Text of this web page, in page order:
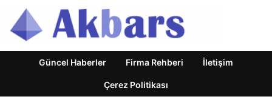
Güncel Haberler Firma Rehberi İletişim
Çerez Politikası